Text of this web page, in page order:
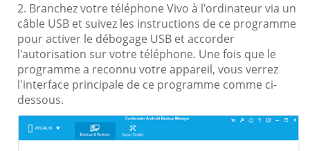
2. Branchez votre téléphone Vivo à l'ordinateur via un
câble USB et suivez les instructions de ce programme
pour activer le débogage USB et accorder
l'autorisation sur votre téléphone. Une fois que le
programme a reconnu votre appareil, vous verrez
l'interface principale de ce programme comme ci-
dessous.